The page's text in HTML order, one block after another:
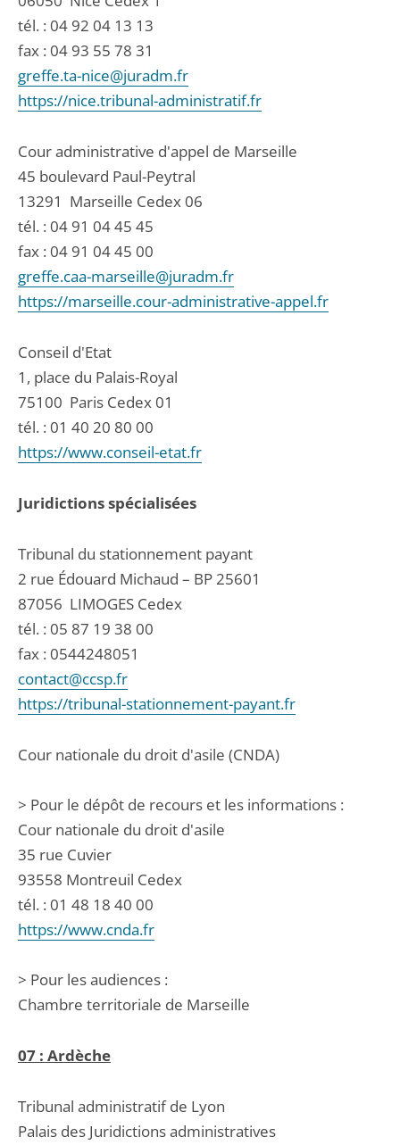
tél. : 04 92 04 13 13
fax : 04 93 55 78 31
greffe.ta-nice@juradm.fr
https://nice.tribunal-administratif.fr
Cour administrative d'appel de Marseille
45 boulevard Paul-Peytral
13291 Marseille Cedex 06
tél. : 04 91 04 45 45
fax : 04 91 04 45 00
greffe.caa-marseille@juradm.fr
https://marseille.cour-administrative-appel.fr
Conseil d'Etat
1, place du Palais-Royal
75100 Paris Cedex 01
tél. : 01 40 20 80 00
https://www.conseil-etat.fr
Juridictions spécialisées
Tribunal du stationnement payant
2 rue Édouard Michaud – BP 25601
87056 LIMOGES Cedex
tél. : 05 87 19 38 00
fax : 0544248051
contact@ccsp.fr
https://tribunal-stationnement-payant.fr
Cour nationale du droit d'asile (CNDA)
> Pour le dépôt de recours et les informations :
Cour nationale du droit d'asile
35 rue Cuvier
93558 Montreuil Cedex
tél. : 01 48 18 40 00
https://www.cnda.fr
> Pour les audiences :
Chambre territoriale de Marseille
07 : Ardèche
Tribunal administratif de Lyon
Palais des Juridictions administratives